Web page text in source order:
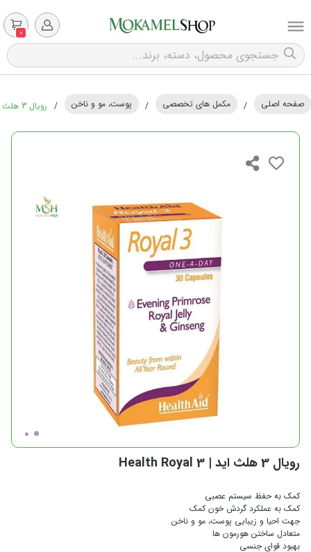
0
صفحه اصلی / مکمل های تخصصی / پوست، مو و ناخن / رویال 3 هلث اید | Health Royal 3
رویال 3 هلث اید | Health Royal 3
کمک به حفظ سیستم عصبی
کمک به عملکرد گردش خون کمک
جهت احیا و زیبایی پوست، مو و ناخن
متعادل ساختن هورمون ها
بهبود قوای جنسی